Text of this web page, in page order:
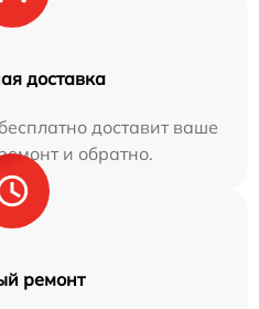
доставка
доставит ваше
и обратно.
ремонт